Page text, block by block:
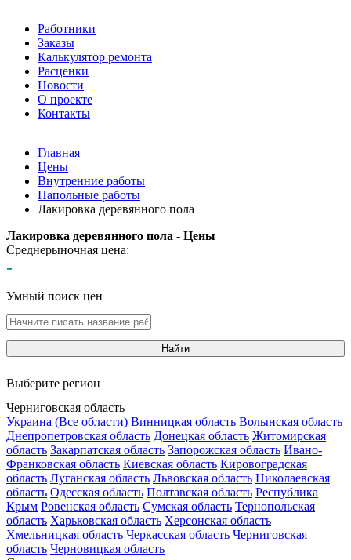
Работники
Заказы
Калькулятор ремонта
Расценки
Новости
О проекте
Контакты
Главная
Цены
Внутренние работы
Напольные работы
Лакировка деревянного пола
Лакировка деревянного пола - Цены
Среднерыночная цена:
-
Умный поиск цен
Найти
Выберите регион
Черниговская область
Украина (Все области) Винницкая область Волынская область
Днепропетровская область Донецкая область Житомирская
область Закарпатская область Запорожская область Ивано-
Франковская область Киевская область Кировоградская
область Луганская область Львовская область Николаевская
область Одесская область Полтавская область Республика
Крым Ровенская область Сумская область Тернопольская
область Харьковская область Херсонская область
Хмельницкая область Черкасская область Черниговская
область Черновицкая область